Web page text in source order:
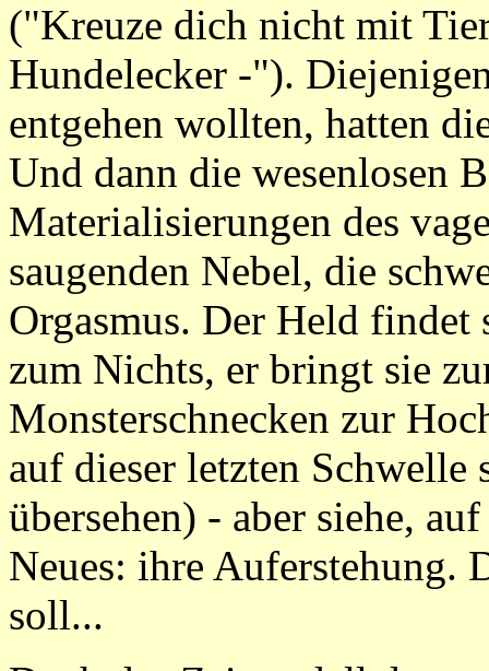
("Kreuze dich nicht mit
Hundelecker -").
entgehen wollten, hatten
Und dann die wesenlosen
Materialisierungen des
saugenden Nebel, die
Orgasmus. Der Held findet
zum Nichts, er bringt sie
Monsterschnecken zur
auf dieser letzten
übersehen) - aber siehe,
Neues: ihre Auferstehung.
soll...